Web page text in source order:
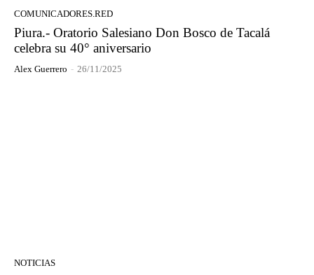
COMUNICADORES.RED
Piura.- Oratorio Salesiano Don Bosco de Tacalá
celebra su 40° aniversario
Alex Guerrero - 26/11/2025
NOTICIAS